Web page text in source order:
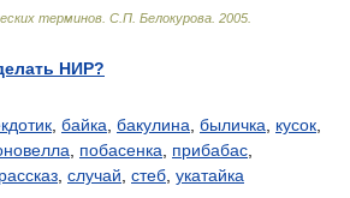
терминов С.П. Белокурова 2005
НИР?
байка бакулина быличка кусок
побасенка прибабас
рассказ случай стеб укатайка